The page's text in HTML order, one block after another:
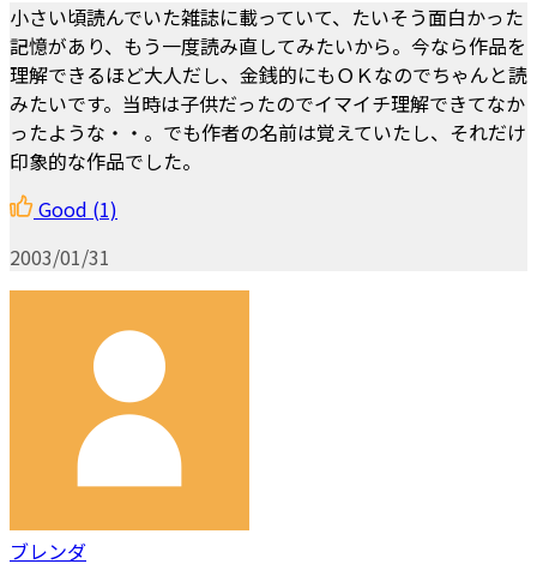
小さい頃読んでいた雑誌に載っていて、たいそう面白かった
記憶があり、もう一度読み直してみたいから。今なら作品を
理解できるほど大人だし、金銭的にもＯＫなのでちゃんと読
みたいです。当時は子供だったのでイマイチ理解できてなか
ったような・・。でも作者の名前は覚えていたし、それだけ
印象的な作品でした。
Good (1)
2003/01/31
ブレンダ